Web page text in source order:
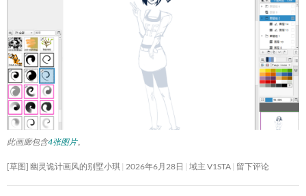
此画廊包含4张图片。
[草图] 幽灵诡计画风的别墅小琪 2026年6月28日 域主 V1STA 留下评论